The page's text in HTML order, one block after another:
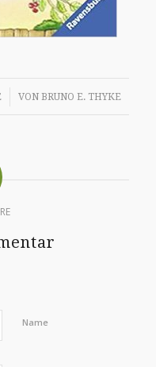
VONBRUNO E. THYKE
Name